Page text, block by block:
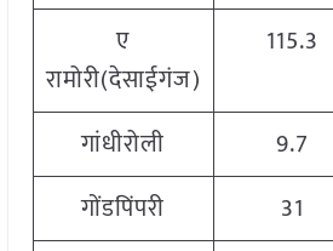
ए
रामोरी(देसाईगंज)
115.3
गांधीरोली 9.7
गोंडपिंपरी
31